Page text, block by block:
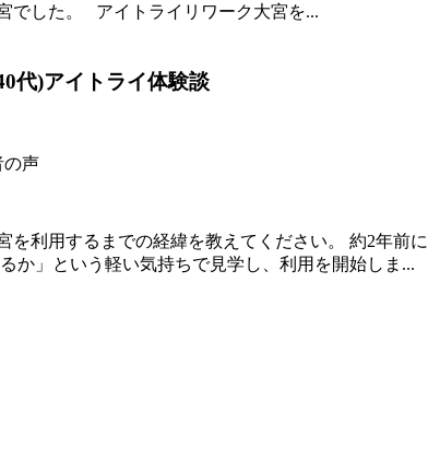
でした。 アイトライリワーク大宮を...
代)アイトライ体験談
の声
を利用するまでの経緯を教えてください。 約2年
か」という軽い気持ちで見学し、利用を開始しま...